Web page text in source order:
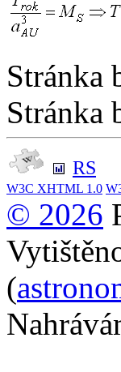
Stránka
Stránka
RS
W3C XHTML 1.0
© 2026
(